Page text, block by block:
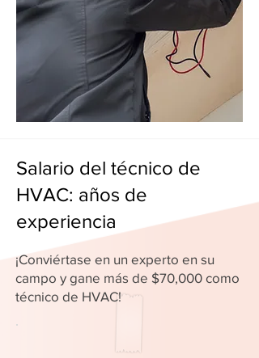
Salario del técnico de
HVAC: años de
experiencia
¡Conviértase en un experto en su
campo y gane más de $70,000 como
técnico de HVAC!